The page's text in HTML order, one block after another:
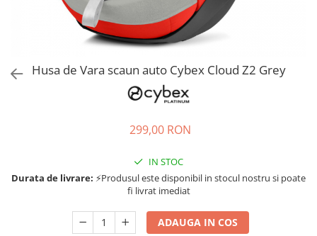
Decoratiuni
Jucarii educative
Figurine jucarii mici
Jucarii electronice
Husa de Vara scaun auto Cybex Cloud Z2 Grey
299,00 RON
IN STOC
Durata de livrare: ⚡Produsul este disponibil in stocul nostru si poate
fi livrat imediat
ADAUGA IN COS